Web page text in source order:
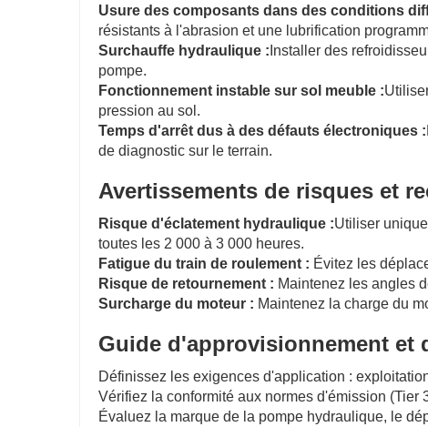
Usure des composants dans des conditions
résistants à l'abrasion et une lubrification
Surchauffe hydraulique : Installer des
pompe.
Fonctionnement instable sur sol meuble :
pression au sol.
Temps d'arrêt dus à des défauts électroniques :
de diagnostic sur le terrain.
Avertissements de risques et
Risque d'éclatement hydraulique :Utiliser
toutes les 2 000 à 3 000 heures.
Fatigue du train de roulement : Évitez les
Risque de retournement : Maintenez les angles
Surcharge du moteur : Maintenez la charge du
Guide d'approvisionnement et
Définissez les exigences d'application :
Vérifiez la conformité aux normes d'émission (Tier
Évaluez la marque de la pompe hydraulique, le